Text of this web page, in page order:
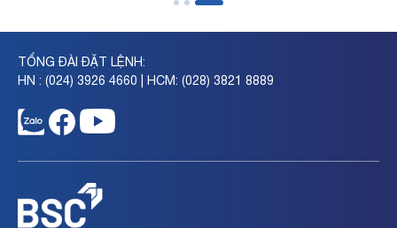
TỔNG ĐÀI ĐẶT LỆNH:
HN : (024) 3926 4660 | HCM: (028) 3821 8889